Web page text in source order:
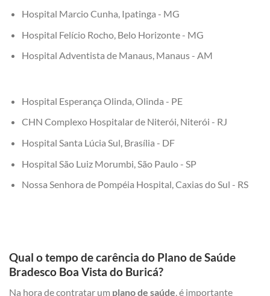
Hospital Marcio Cunha, Ipatinga - MG
Hospital Felício Rocho, Belo Horizonte - MG
Hospital Adventista de Manaus, Manaus - AM
Hospital Esperança Olinda, Olinda - PE
CHN Complexo Hospitalar de Niterói, Niterói - RJ
Hospital Santa Lúcia Sul, Brasília - DF
Hospital São Luiz Morumbi, São Paulo - SP
Nossa Senhora de Pompéia Hospital, Caxias do Sul - RS
Qual o tempo de carência do Plano de Saúde
Bradesco Boa Vista do Buricá?
Na hora de contratar um plano de saúde, é importante